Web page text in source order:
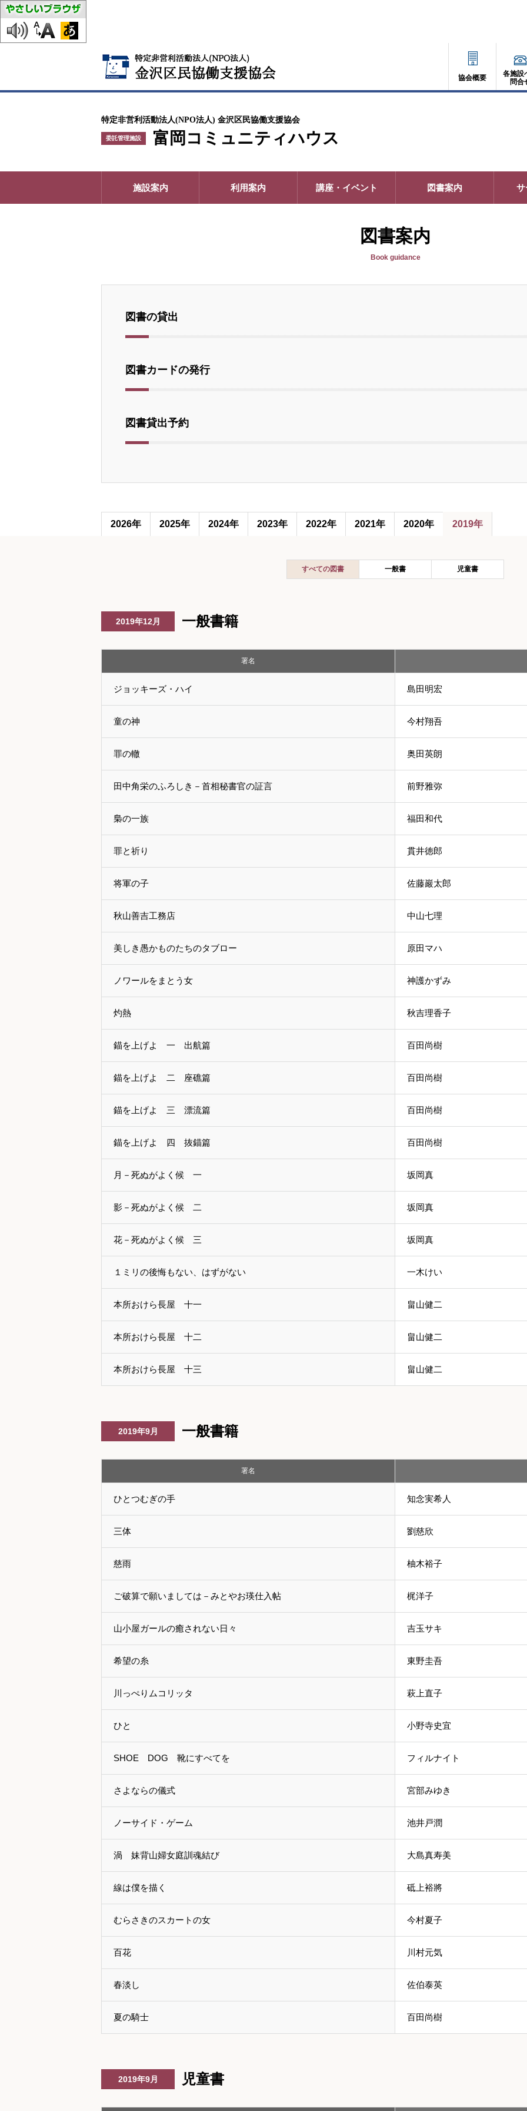
協会概要
各施設
問合
特定非営利活動法人(NPO法人) 金沢区民協働支援協会
委託管理施設 富岡コミュニティハウス
施設案内 利用案内 講座・イベント 図書案内 サ
図書案内
Book guidance
図書の貸出
図書カードの発行
図書貸出予約
2026年 2025年 2024年 2023年 2022年 2021年 2020年 2019年
すべての図書 一般書 児童書
2019年12月 一般書籍
署名
ジョッキーズ・ハイ 島田明宏
童の神 今村翔吾
罪の轍 奥田英朗
田中角栄のふろしき－首相秘書官の証言 前野雅弥
梟の一族 福田和代
罪と祈り 貫井徳郎
将軍の子 佐藤巖太郎
秋山善吉工務店 中山七理
美しき愚かものたちのタブロー 原田マハ
ノワールをまとう女 神護かずみ
灼熱 秋吉理香子
錨を上げよ 一 出航篇 百田尚樹
錨を上げよ 二 座礁篇 百田尚樹
錨を上げよ 三 漂流篇 百田尚樹
錨を上げよ 四 抜錨篇 百田尚樹
月－死ぬがよく候 一 坂岡真
影－死ぬがよく候 二 坂岡真
花－死ぬがよく候 三 坂岡真
１ミリの後悔もない、はずがない 一木けい
本所おけら長屋 十一 畠山健二
本所おけら長屋 十二 畠山健二
本所おけら長屋 十三 畠山健二
2019年9月 一般書籍
署名
ひとつむぎの手 知念実希人
三体 劉慈欣
慈雨 柚木裕子
ご破算で願いましては－みとやお瑛仕入帖 梶洋子
山小屋ガールの癒されない日々 吉玉サキ
希望の糸 東野圭吾
川っぺりムコリッタ 萩上直子
ひと 小野寺史宜
SHOE DOG 靴にすべてを フィルナイト
さよならの儀式 宮部みゆき
ノーサイド・ゲーム 池井戸潤
渦 妹背山婦女庭訓魂結び 大島真寿美
線は僕を描く 砥上裕將
むらさきのスカートの女 今村夏子
百花 川村元気
春淡し 佐伯泰英
夏の騎士 百田尚樹
2019年9月 児童書